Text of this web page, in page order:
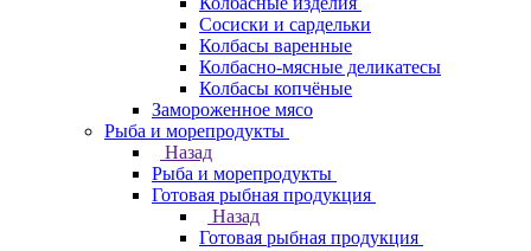
Сосиски и сардельки
Колбасы варенные
Колбасно-мясные деликатесы
Колбасы копчёные
Замороженное мясо
Рыба и морепродукты
Назад
Рыба и морепродукты
Готовая рыбная продукция
Назад
Готовая рыбная продукция